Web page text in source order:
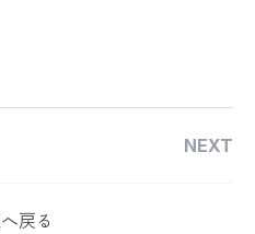
戻る
NEXT